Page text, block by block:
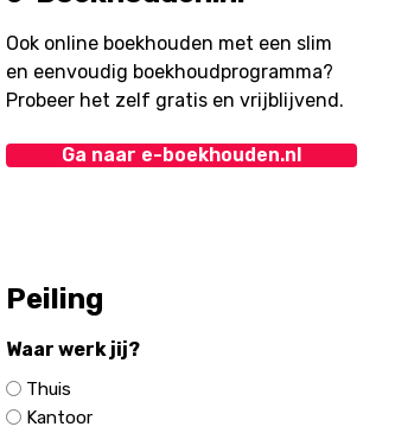
Ook online boekhouden met een slim
en eenvoudig boekhoudprogramma?
Probeer het zelf gratis en vrijblijvend.
Ga naar e-boekhouden.nl
Peiling
Waar werk jij?
Thuis
Kantoor